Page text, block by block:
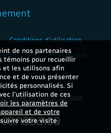
de nos partenaires
témoins pour recueillir
et les utilisons afin
et de vous présenter
personnalisés. Si
l'utilisation de ces
les paramètres de
et de votre
votre visite.
Conditions d'utilisation
FAQ Plan du site
?
de Radio-Canada